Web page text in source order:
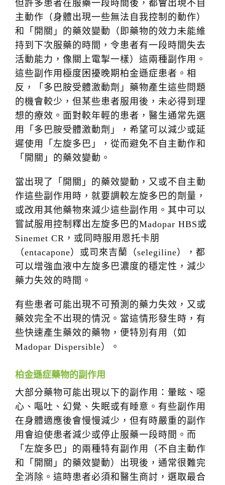
但許多患者在服藥一段時間後，都會出現不自
主動作（身體出現一些無法自我控制的動作）
和「開關」的藥效變動（即藥物的效力未能維
持到下次服藥的時間，令患者有一段時間失去
活動能力，像關上電掣一樣）這兩種副作用。
這些副作用極度困擾晚期柏金遜症患者。相
反，「多巴胺受體激動劑」藥物產生這些問題
的機會較少，但某些患者服用後，未必得到理
想的療效。面對較年輕的患者，醫生通常先選
用「多巴胺受體激動劑」，希望可以減少或延
遲使用「左旋多巴」，從而避免不自主動作和
「開關」的藥效變動。
當出現了「開關」的藥效變動，又或不自主動
作這些副作用時，就要調較左旋多巴的劑量，
或改用其他藥物來減少這些副作用。其中可以
嘗試服用控制釋出左旋多巴的Madopar HBS或
Sinemet CR，或同時服用恩托卡朋
（entacapone）或司來吉蘭（selegiline），都
可以增強血液中左旋多巴濃度的穩定性，減少
藥力失效的時間。
有些患者可能出現不可預測的藥力失效，又或
藥效完全不出現的情況。當這情形發生時，有
些快速產生藥效的藥物，便特別有用（如
Madopar Dispersible）。
柏金遜症藥物的副作用
大部分藥物可能出現以下的副作用：暈眩、噁
心、嘔吐、幻覺、失眠或有睡意。有些副作用
在身體適應後會慢慢減少，但有時嚴重的副作
用會迫使患者減少或停止服藥一段時間。而
「左旋多巴」的兩種特有副作用（不自主動作
和「開關」的藥效變動）出現後，通常很難完
全消除。這時患者必須和醫生商討，選取最合